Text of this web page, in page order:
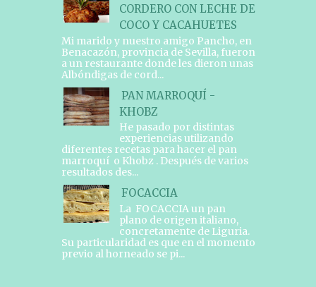
CORDERO CON LECHE DE
COCO Y CACAHUETES
Mi marido y nuestro amigo Pancho, en
Benacazón, provincia de Sevilla, fueron
a un restaurante donde les dieron unas
Albóndigas de cord...
PAN MARROQUÍ -
KHOBZ
He pasado por distintas
experiencias utilizando
diferentes recetas para hacer el pan
marroquí o Khobz . Después de varios
resultados des...
FOCACCIA
La FOCACCIA un pan
plano de origen italiano,
concretamente de Liguria.
Su particularidad es que en el momento
previo al horneado se pi...